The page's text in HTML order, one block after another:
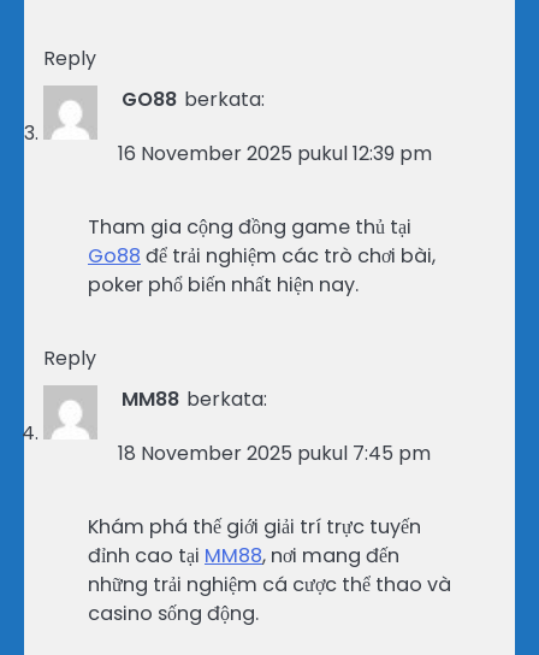
Reply
GO88 berkata:
16 November 2025 pukul 12:39 pm
Tham gia cộng đồng game thủ tại
Go88 để trải nghiệm các trò chơi bài,
poker phổ biến nhất hiện nay.
Reply
MM88 berkata:
18 November 2025 pukul 7:45 pm
Khám phá thế giới giải trí trực tuyến
đỉnh cao tại MM88, nơi mang đến
những trải nghiệm cá cược thể thao và
casino sống động.